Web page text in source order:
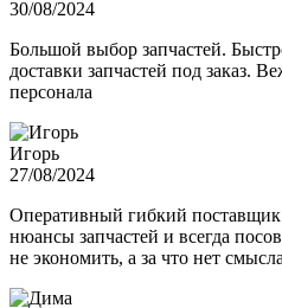
30/08/2024
Большой выбор запчастей.
доставки запчастей под заказ.
персонала
Игорь
27/08/2024
Оперативный гибкий
нюансы запчастей и всегда
не экономить, а за что нет